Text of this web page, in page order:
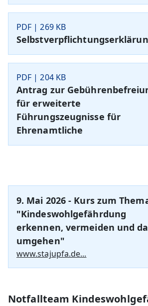
PDF | 269 KB
PDF | 204 KB
Antrag zur
für erweiterte
Führungszeugnisse für
Ehrenamtliche
9. Mai 2026 - Kurs zum
"Kindeswohlgefährdung
erkennen, vermeiden und
umgehen"
www.stajupfa.de...
Notfallteam